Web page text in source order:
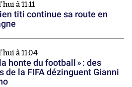
à 11:11
titi continue sa route en
à 11:04
honte du football » : des
de la FIFA dézinguent Gianni